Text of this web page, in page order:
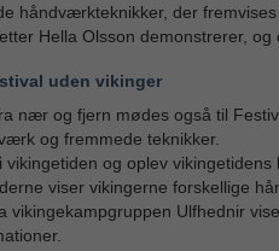
håndværkteknikker, der
Hella Olsson demonstrerer,
uden vikinger
nær og fjern mødes også til
og fremmede teknikker.
og oplev
viser vikingerne forskellige
vikingekampgruppen Ulfhednir